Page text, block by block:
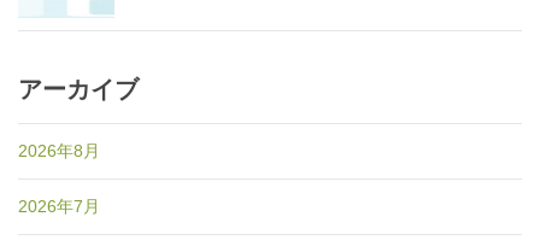
アーカイブ
2026年8月
2026年7月